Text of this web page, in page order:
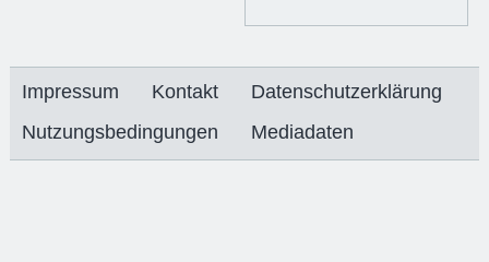
Impressum Kontakt
Datenschutzerklärung
Nutzungsbedingungen
Mediadaten